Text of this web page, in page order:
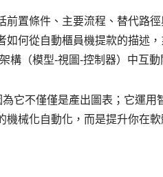
置條件、主要流程、替代路
何從自動櫃員機提款的描述
構（模型-視圖-控制器）中互動
它不僅僅是產出圖表；它運用
械化自動化，而是提升你在